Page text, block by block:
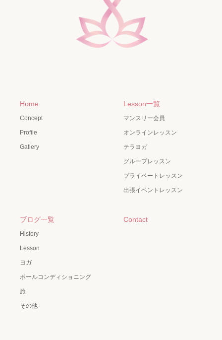
Home
Concept
Profile
Gallery
Lesson一覧
マンスリー会員
オンラインレッスン
テラヨガ
グループレッスン
プライベートレッスン
出張イベントレッスン
ブログ一覧
History
Lesson
ヨガ
ポールコンディショニング
旅
その他
Contact